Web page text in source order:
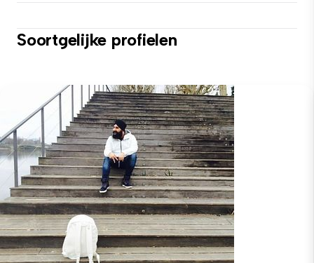
Soortgelijke profielen